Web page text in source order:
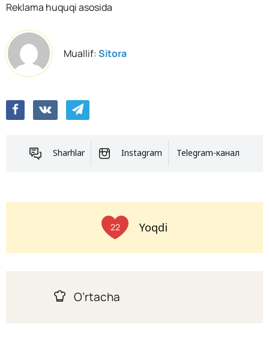
Reklama huquqi asosida
Muallif:Sitora
Sharhlar Instagram Telegram-канал
22 Yoqdi
O’rtacha